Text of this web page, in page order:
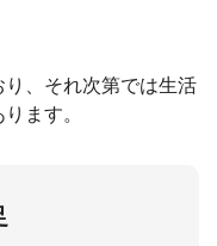
、それ次第では生活
ます。